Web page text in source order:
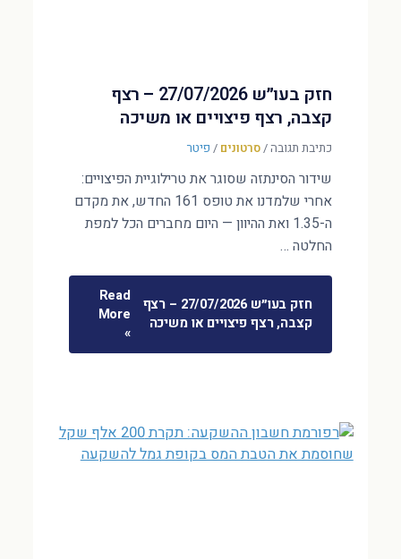
חזק בעו״ש 27/07/2026 – רצף
קצבה, רצף פיצויים או משיכה
כתיבת תגובה/סרטונים / פיטר
שידור הסינתזה שסוגר את טרילוגיית הפיצויים:
אחרי שלמדנו את טופס 161 החדש, את מקדם
ה-1.35 ואת ההיוון — היום מחברים הכל למפת
החלטה …
חזק בעו״ש 27/07/2026 – רצף
קצבה, רצף פיצויים או משיכה
Read
More
»